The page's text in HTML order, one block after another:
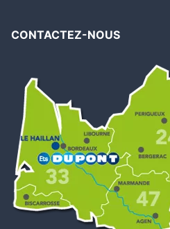
CONTACTEZ-NOUS